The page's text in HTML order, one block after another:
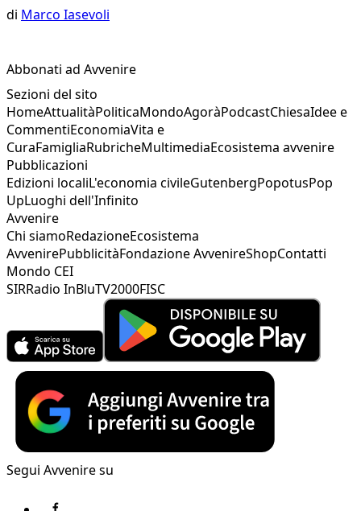
di Marco Iasevoli
Abbonati ad Avvenire
Sezioni del sito
HomeAttualitàPoliticaMondoAgoràPodcastChiesaIdee e
CommentiEconomiaVita e
CuraFamigliaRubricheMultimediaEcosistema avvenire
Pubblicazioni
Edizioni localiL'economia civileGutenbergPopotusPop
UpLuoghi dell'Infinito
Avvenire
Chi siamoRedazioneEcosistema
AvvenirePubblicitàFondazione AvvenireShopContatti
Mondo CEI
SIRRadio InBluTV2000FISC
Segui Avvenire su